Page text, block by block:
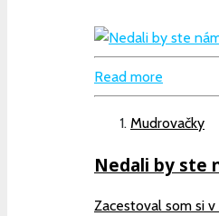
Read more
Mudrovačky
Nedali by ste
Zacestoval som si